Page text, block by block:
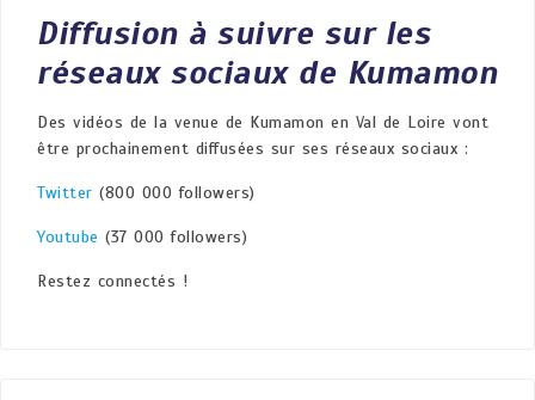
Diffusion à suivre sur les
réseaux sociaux de Kumamon
Des vidéos de la venue de Kumamon en Val de Loire vont
être prochainement diffusées sur ses réseaux sociaux :
Twitter (800 000 followers)
Youtube (37 000 followers)
Restez connectés !